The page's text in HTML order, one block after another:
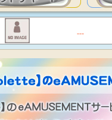
---